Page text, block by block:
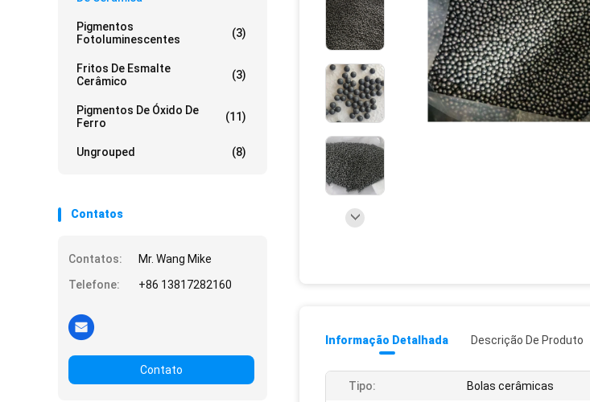
Pigmentos
Fotoluminescentes
(3)
Fritos De Esmalte
Cerâmico
(3)
Pigmentos De Óxido De
Ferro
(11)
Ungrouped (8)
Contatos
Contatos:
Mr. Wang Mike
Telefone:
+86 13817282160
Contato
Informação Detalhada Descrição De Produto
Tipo: Bolas cerâmicas